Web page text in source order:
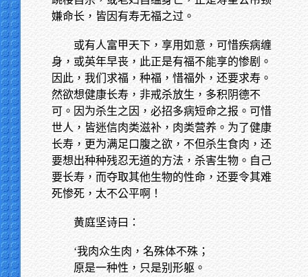
嫌命长，皆因有寿无福之过。
或有人富甲天下，享用如意，可惜疾病缠
身，或英年早丧，此正是有福不能享的惨剧。
因此，我们求福，种福，惜福外，还要求寿。
然欲想健康长寿，非戒杀放生，多积阴德不
可。因为杀生之因，必招多病短命之报。可惜
世人，皆迷信肉类滋补，肉类营养。为了健康
长寿，更为满足口腹之欲，不但杀生食肉，还
要想出种种残忍无道的方法，杀害生物。自己
要长寿，而夺取其他生物的性命，还要令其难
死惨死，太不公平啊！
黄庭坚诗曰：
‘我肉众生肉，名殊体不殊；
原是一种性，只是别形躯。